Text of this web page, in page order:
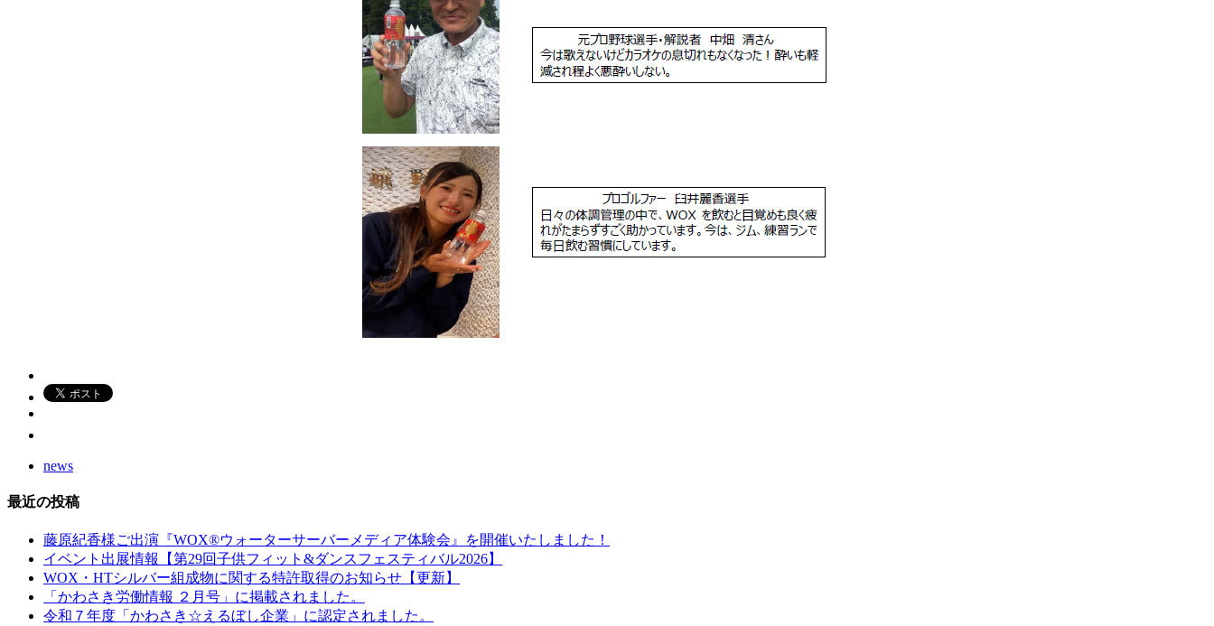
news
最近の投稿
藤原紀香様ご出演『WOX®ウォーターサーバーメディア体験会』を開催いたしました！
イベント出展情報【第29回子供フィット&ダンスフェスティバル2026】
WOX・HTシルバー組成物に関する特許取得のお知らせ【更新】
「かわさき労働情報 ２月号」に掲載されました。
令和７年度「かわさき☆えるぼし企業」に認定されました。